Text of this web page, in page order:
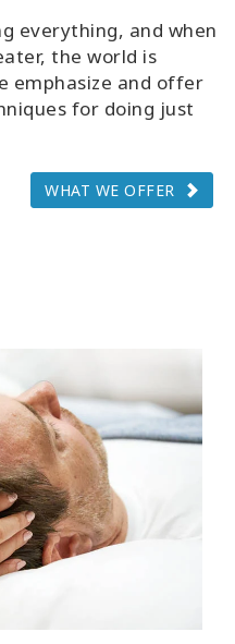
everything, and when
the world is
emphasize and offer
for doing just
WHAT WE OFFER